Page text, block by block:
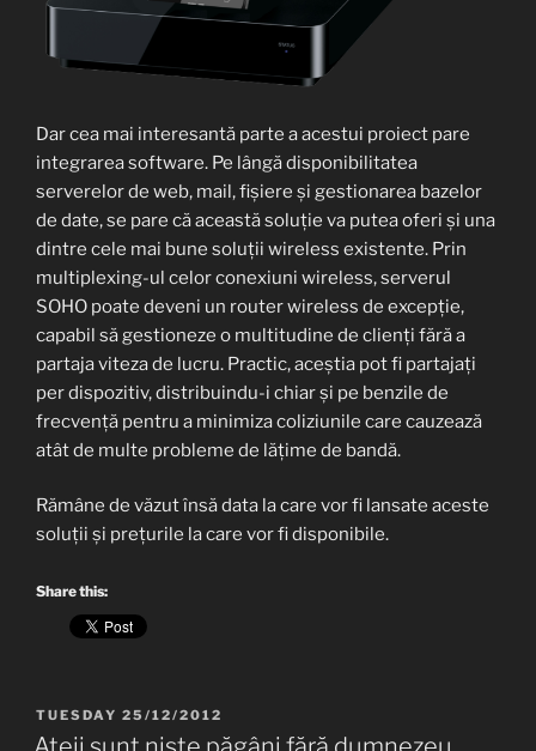
Dar cea mai interesantă parte a acestui proiect pare
integrarea software. Pe lângă disponibilitatea
serverelor de web, mail, fișiere și gestionarea bazelor
de date, se pare că această soluție va putea oferi și una
dintre cele mai bune soluții wireless existente. Prin
multiplexing-ul celor conexiuni wireless, serverul
SOHO poate deveni un router wireless de excepție,
capabil să gestioneze o multitudine de clienți fără a
partaja viteza de lucru. Practic, aceștia pot fi partajați
per dispozitiv, distribuindu-i chiar și pe benzile de
frecvență pentru a minimiza coliziunile care cauzează
atât de multe probleme de lățime de bandă.
Rămâne de văzut însă data la care vor fi lansate aceste
soluții și prețurile la care vor fi disponibile.
Share this:
POSTED
ON
TUESDAY 25/12/2012